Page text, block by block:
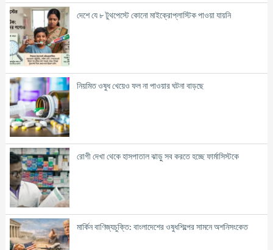
দেশে যে ৮ টুথপেস্টে কোনো মাইক্রোপ্লাস্টিক পাওয়া যায়নি
নিয়মিত ওষুধ খেয়েও ফল না পাওয়ার ঘটনা বাড়ছে
রোগী দেখা থেকে হাসপাতাল ঝাড়ু সব করতে হচ্ছে ফার্মাসিস্টকে
মার্কিন বাণিজ্যচুক্তি: বাংলাদেশের ওষুধশিল্পের সামনে অশনিসংকেত